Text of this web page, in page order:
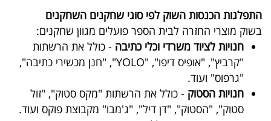
תרבות
ופנאי
תיירות
TOP-
התפלגות הכנסות השוק לפי סוגי שחקנים השחקנים
בשוק מוצרי החזרה לבית הספר פועלים מגוון שחקנים:
חנויות לציוד משרדי וכלי כתיבה - כולל את הרשתות
"קרביץ", "אופיס דיפו", "YOLO", "חנן מכשירי כתיבה",
"גרפוס" ועוד.
חנויות הסטוק - כולל את הרשתות "מקס סטוק", "זול
סטוק", "הסטוק", "דן דיל", "ג'מבו" מקבוצת פוקס ועוד.